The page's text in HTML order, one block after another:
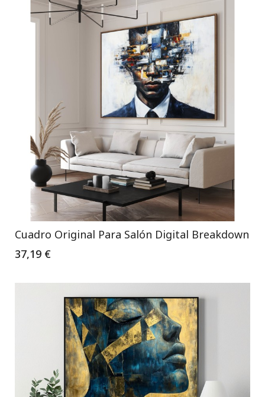
Cuadro Original Para Salón Digital Breakdown
37,19 €